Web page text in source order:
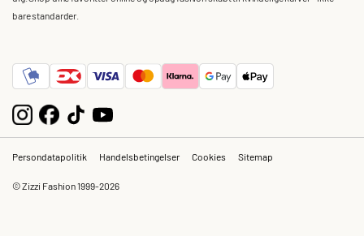
bare standarder.
Persondatapolitik Handelsbetingelser Cookies Sitemap
© Zizzi Fashion 1999-2026